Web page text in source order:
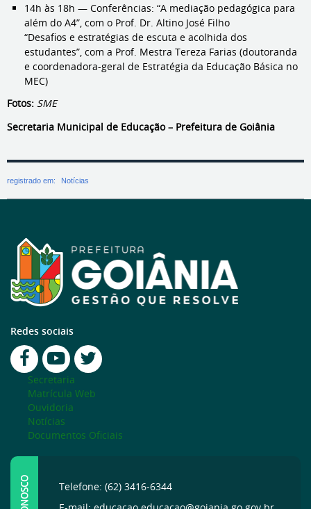
14h às 18h — Conferências: “A mediação pedagógica para
além do A4”, com o Prof. Dr. Altino José Filho
“Desafios e estratégias de escuta e acolhida dos
estudantes”, com a Prof. Mestra Tereza Farias (doutoranda
e coordenadora-geral de Estratégia da Educação Básica no
MEC)
Fotos: SME
Secretaria Municipal de Educação – Prefeitura de Goiânia
registrado em: Notícias
Redes sociais
Secretaria
Matrícula Web
Ouvidoria
Notícias
Documentos Oficiais
Telefone: (62) 3416-6344